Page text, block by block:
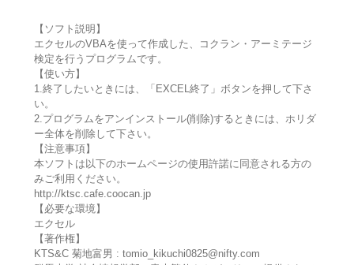
【ソフト説明】
エクセルのVBAを使って作成した、コクラン・アーミテージ
検定を行うプログラムです。
【使い方】
1.終了したいときには、「EXCEL終了」ボタンを押して下さ
い。
2.プログラムをアンインストール(削除)するときには、ホリダ
ー全体を削除して下さい。
【注意事項】
本ソフトは以下のホームページの使用許諾に同意される方の
みご利用ください。
http://ktsc.cafe.coocan.jp
【必要な環境】
エクセル
【著作権】
KTS&C 菊地富男 : tomio_kikuchi0825@nifty.com